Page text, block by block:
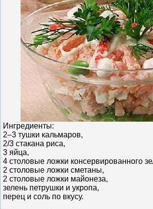
Ингредиенты:
2–3 тушки кальмаров,
2/3 стакана риса,
3 яйца,
4 столовые ложки консервированного
2 столовые ложки сметаны,
2 столовые ложки майонеза,
зелень петрушки и укропа,
перец и соль по вкусу.